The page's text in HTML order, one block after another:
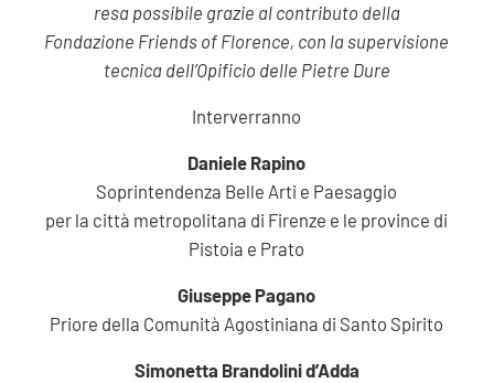
resa possibile grazie al contributo della
Fondazione Friends of Florence, con la supervisione
tecnica dell’Opificio delle Pietre Dure
Interverranno
Daniele Rapino
Soprintendenza Belle Arti e Paesaggio
per la città metropolitana di Firenze e le province di
Pistoia e Prato
Giuseppe Pagano
Priore della Comunità Agostiniana di Santo Spirito
Simonetta Brandolini d’Adda